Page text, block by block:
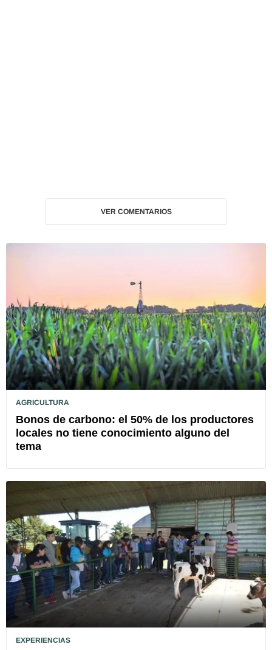
VER COMENTARIOS
AGRICULTURA
Bonos de carbono: el 50% de los productores
locales no tiene conocimiento alguno del
tema
EXPERIENCIAS